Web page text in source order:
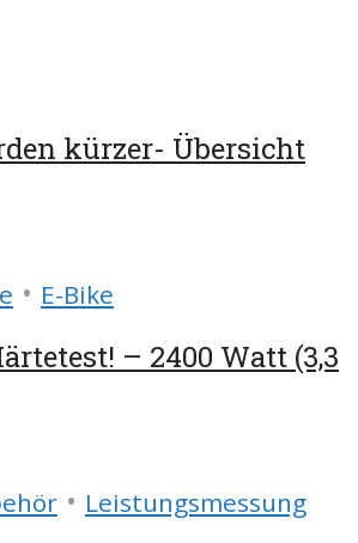
kürzer- Übersicht
• E-Bike
– 2400 Watt (3,3
• Leistungsmessung